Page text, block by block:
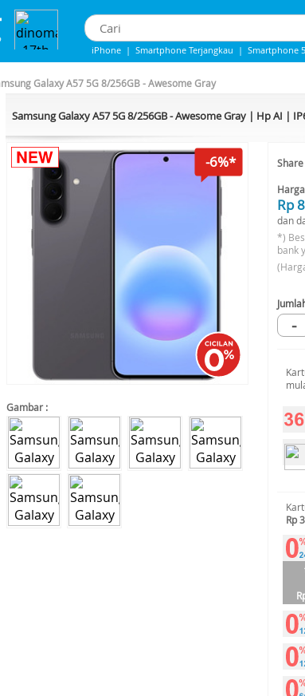
iPhone | Smartphone Terjangkau | Smartphone
Galaxy A57 5G 8/256GB - Awesome Gray
Samsung Galaxy A57 5G 8/256GB - Awesome Gray | Hp AI |
-6%*
Gambar :
Harga
Rp
dan
*)
bank
-
Rp